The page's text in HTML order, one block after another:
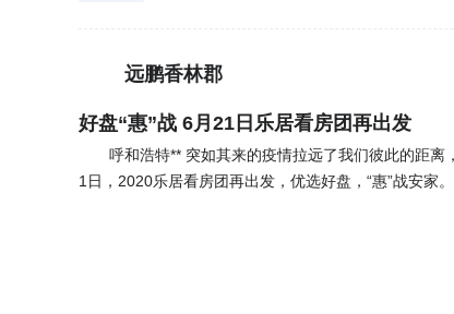
远鹏香林郡
好盘“惠”战 6月21日乐居看房团再出发
呼和浩特** 突如其来的疫情拉远了我们彼此的距离
1日，2020乐居看房团再出发，优选好盘，“惠”战安